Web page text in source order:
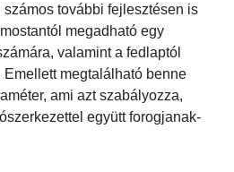
további fejlesztésen is
megadható egy
valamint a fedlaptól
megtalálható benne
ami azt szabályozza,
együtt forogjanak-